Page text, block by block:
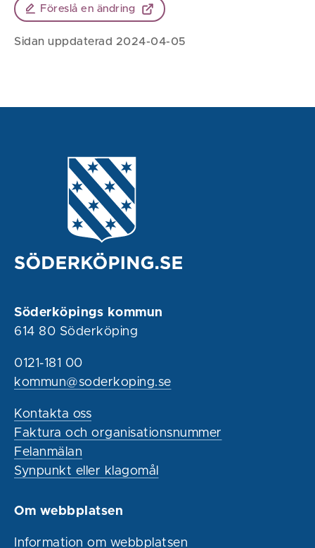
Föreslå en ändring
Sidan uppdaterad 2024-04-05
Söderköpings kommun
614 80 Söderköping
0121-181 00
kommun@soderkoping.se
Kontakta oss
Faktura och organisationsnummer
Felanmälan
Synpunkt eller klagomål
Om webbplatsen
Information om webbplatsen